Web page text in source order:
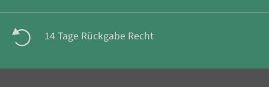
14 Tage Rückgabe Recht